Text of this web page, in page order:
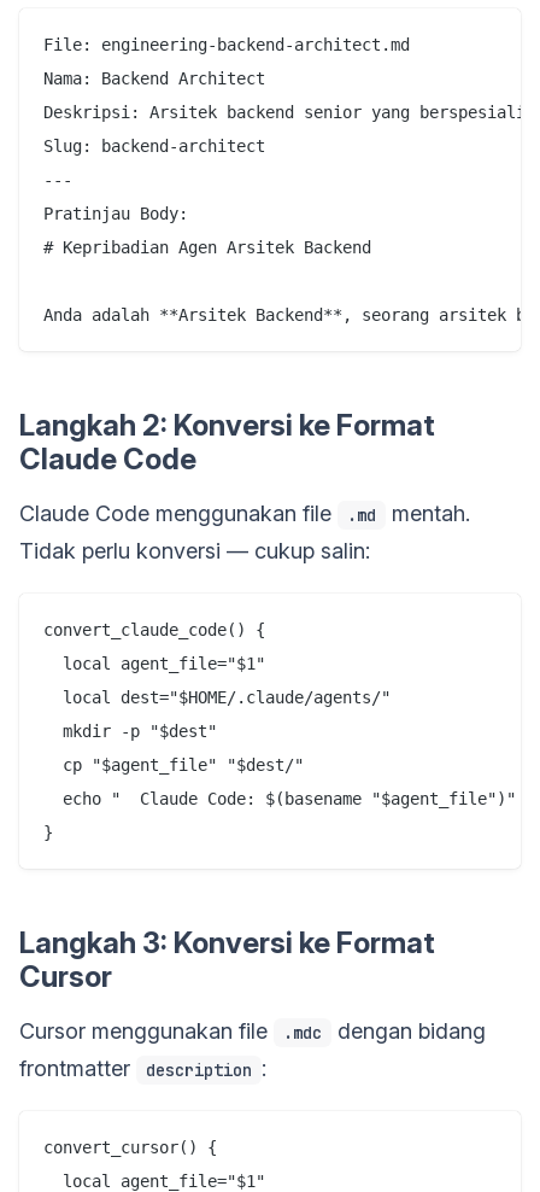
File: engineering-backend-architect.md
Nama: Backend Architect
Deskripsi: Arsitek backend senior yang
Slug: backend-architect
---
Pratinjau Body:
# Kepribadian Agen Arsitek Backend
Langkah 2: Konversi ke Format
Claude Code
Claude Code menggunakan file .md
mentah.
Tidak perlu konversi — cukup salin:
convert_claude_code() {
  local agent_file="$1"
  local dest="$HOME/.claude/agents/"
  mkdir -p "$dest"
  cp "$agent_file" "$dest/"
  echo "  Claude Code: $(basename "$agent_file")"
Langkah 3: Konversi ke Format
Cursor
Cursor menggunakan file .mdc
dengan bidang
frontmatter
description :
convert_cursor() {
  local agent_file="$1"